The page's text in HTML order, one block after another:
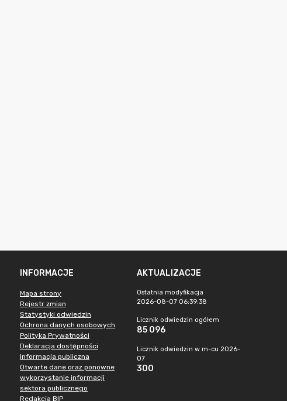
INFORMACJE
Mapa strony
Rejestr zmian
Statystyki odwiedzin
Ochrona danych osobowych
Polityka Prywatności
Deklaracja dostępności
Informacja publiczna
Otwarte dane oraz ponowne
wykorzystanie informacji
sektora publicznego
Redakcja BIP
AKTUALIZACJE
Ostatnia modyfikacja
2026-08-07 06:39:38
Licznik odwiedzin ogółem
85 096
Licznik odwiedzin w m-cu 2026-
07
300